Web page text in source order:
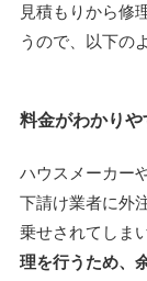
見積もりから修
うので、以下の
料金がわかりや
ハウスメーカー
下請け業者に外
乗せされてしま
理を行うため、